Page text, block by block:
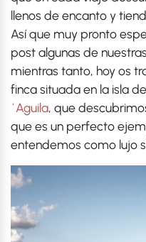
llenos de encanto y
Así que muy pronto
post algunas de
mientras tanto, hoy os
finca situada en la isla
´Aguila, que
que es un perfecto
entendemos como lujo